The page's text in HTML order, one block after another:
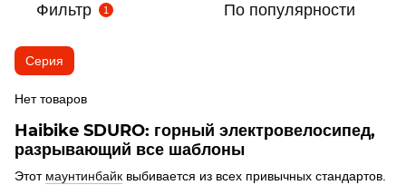
Фильтр 1 По популярности
Серия
Нет товаров
Haibike SDURO: горный электровелосипед,
разрывающий все шаблоны
Этот маунтинбайк выбивается из всех привычных стандартов.